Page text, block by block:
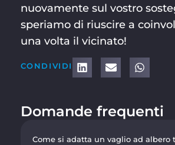
nuovamente sul vostro
speriamo di riuscire a
una volta il vicinato!
CONDIVIDI
Domande frequenti
Come si adatta un vaglio ad albero